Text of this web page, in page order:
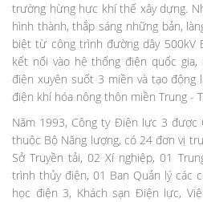
trường hừng hực khí thế xây dựng.
hình thành, thắp sáng những bản,
biệt từ công trình đường dây 500kV
kết nối vào hệ thống điện quốc
điện xuyên suốt 3 miền và tạo
điện khí hóa nông thôn miền Trung -
Năm 1993, Công ty Điện lực 3 được
thuộc Bộ Năng lượng, có 24 đơn vị
Sở Truyền tải, 02 Xí nghiệp, 01
trình thủy điện, 01 Ban Quản lý các
học điện 3, Khách sạn Điện lực,